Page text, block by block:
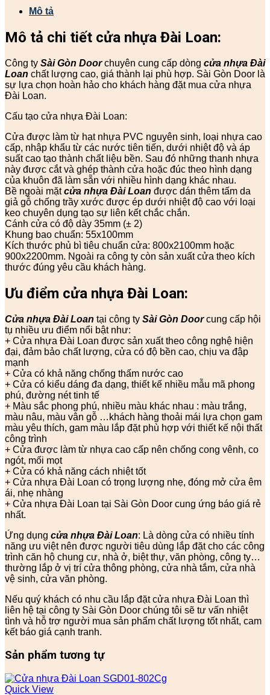
Mô tả
Mô tả chi tiết cửa nhựa Đài Loan:
Công ty Sài Gòn Doorchuyên cung cấp dòng cửa nhựa Đài
Loan chất lượng cao, giá thành lại phù hợp. Sài Gòn Door là
sự lựa chọn hoàn hảo cho khách hàng đặt mua cửa nhựa
Đài Loan.
Cấu tạo cửa nhựa Đài Loan:
Cửa được làm từ hạt nhựa PVC nguyên sinh, loại nhựa cao
cấp, nhập khẩu từ các nước tiên tiến, dưới nhiệt độ và áp
suất cao tạo thành chất liệu bền. Sau đó những thanh nhựa
này được cắt và ghép thành cửa hoặc đúc theo hình dạng
của khuôn đã làm sẵn với nhiều hình dạng khác nhau.
Bề ngoài mặtcửa nhựa Đài Loan được dán thêm tấm da
giả gỗ chống trầy xước được ép dưới nhiệt độ cao với loại
keo chuyên dụng tạo sự liên kết chắc chắn.
Cánh cửa có độ dày 35mm (± 2)
Khung bao chuẩn: 55x100mm
Kích thước phủ bì tiêu chuẩn cửa: 800x2100mm hoặc
900x2200mm. Ngoài ra công ty còn sản xuất cửa theo kích
thước đúng yêu cầu khách hàng.
Ưu điểm cửa nhựa Đài Loan:
Cửa nhựa Đài Loan tại công ty Sài Gòn Doorcung cấp hội
tụ nhiều ưu điểm nổi bật như:
+ Cửa nhựa Đài Loan được sản xuất theo công nghệ hiện
đại, đảm bảo chất lượng, cửa có độ bền cao, chịu va đập
mạnh
+ Cửa có khả năng chống thấm nước cao
+ Cửa có kiểu dáng đa dạng, thiết kế nhiều mẫu mã phong
phú, đường nét tinh tế
+ Màu sắc phong phú, nhiều màu khác nhau : màu trắng,
màu nâu, màu vân gỗ …khách hàng thoải mái lựa chọn gam
màu yêu thích, gam màu lắp đặt phù hợp với thiết kế nội thất
công trình
+ Cửa được làm từ nhựa cao cấp nên chống cong vênh, co
ngót, mối mọt
+ Cửa có khả năng cách nhiệt tốt
+ Cửa nhựa Đài Loan có trọng lượng nhẹ, đóng mở cửa êm
ái, nhẹ nhàng
+ Cửa nhựa Đài Loan tại Sài Gòn Door cung ứng báo giá rẻ
nhất.
Ứng dụng cửa nhựa Đài Loan: Là dòng cửa có nhiều tính
năng ưu việt nên được người tiêu dùng lắp đặt cho các công
trình căn hộ chung cư, nhà ở, biệt thự, văn phòng, công ty…
thường lắp ở vị trí cửa thông phòng, cửa nhà tắm, cửa nhà
vệ sinh, cửa văn phòng.
Nếu quý khách có nhu cầu lắp đặt cửa nhựa Đài Loan thì
liên hệ tại công ty Sài Gòn Door chúng tôi sẽ tư vấn nhiệt
tình và hỗ trợ người mua sản phẩm chất lượng tốt nhất, cam
kết báo giá cạnh tranh.
Sản phẩm tương tự
Quick View